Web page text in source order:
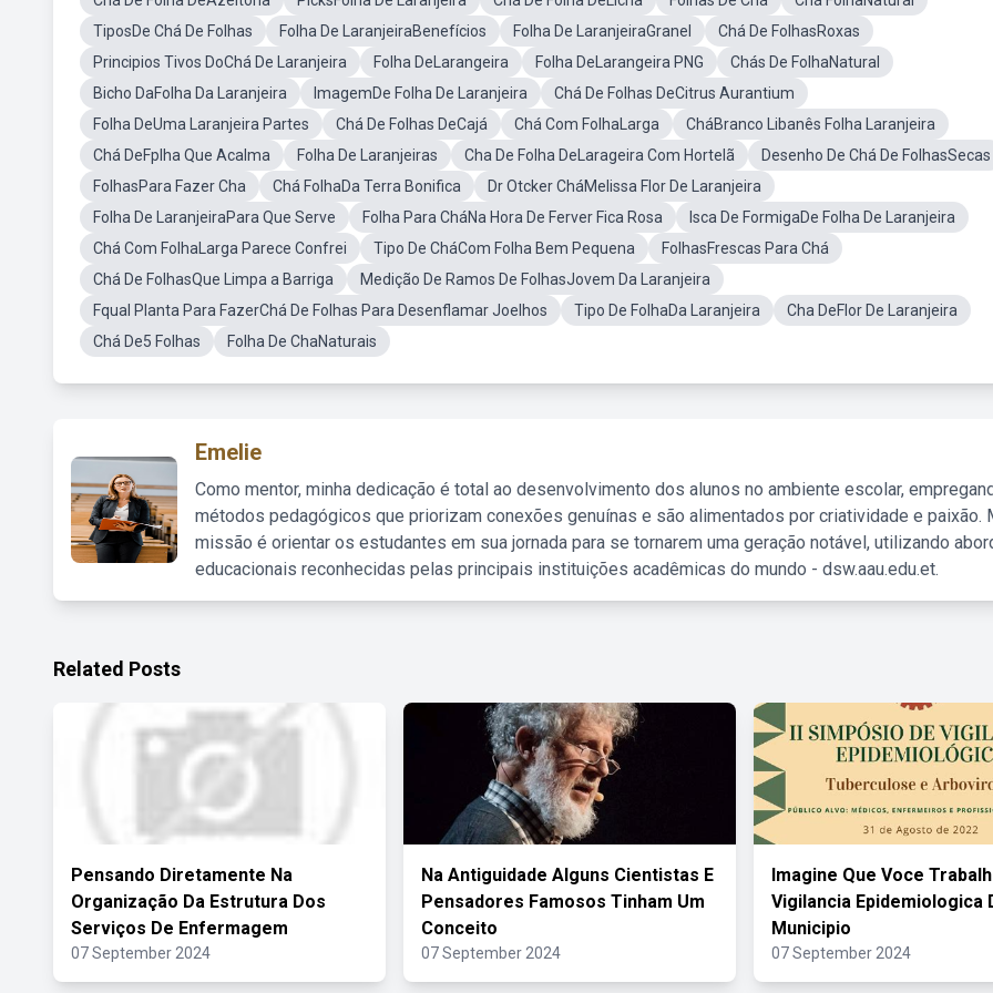
TiposDe Chá De Folhas
Folha De LaranjeiraBenefícios Folha De LaranjeiraGranel
Chá De FolhasRoxas
Principios Tivos DoChá De Laranjeira
Folha DeLarangeira Folha DeLarangeira PNG
Chás De FolhaNatural
Bicho DaFolha Da Laranjeira
ImagemDe Folha De Laranjeira
Chá De Folhas DeCitrus Aurantium
Folha DeUma Laranjeira Partes
Chá De Folhas DeCajá Chá Com FolhaLarga
CháBranco Libanês Folha Laranjeira
Chá DeFplha Que Acalma
Folha De Laranjeiras Cha De Folha DeLarageira Com Hortelã
Desenho De Chá De FolhasSecas
FolhasPara Fazer Cha
Chá FolhaDa Terra Bonifica
Dr Otcker CháMelissa Flor De Laranjeira
Folha De LaranjeiraPara Que Serve
Folha Para CháNa Hora De Ferver Fica Rosa
Isca De FormigaDe Folha De Laranjeira
Chá Com FolhaLarga Parece Confrei
Tipo De CháCom Folha Bem Pequena
FolhasFrescas Para Chá
Chá De FolhasQue Limpa a Barriga
Medição De Ramos De FolhasJovem Da Laranjeira
Fqual Planta Para FazerChá De Folhas Para Desenflamar Joelhos
Tipo De FolhaDa Laranjeira
Cha DeFlor De Laranjeira
Chá De5 Folhas
Folha De ChaNaturais
Emelie
Como mentor, minha dedicação é total ao desenvolvimento dos alunos no ambiente escolar,
métodos pedagógicos que priorizam conexões genuínas e são alimentados por criatividade e paixão.
missão é orientar os estudantes em sua jornada para se tornarem uma geração notável, utilizando
educacionais reconhecidas pelas principais instituições acadêmicas do mundo - dsw.aau.edu.et.
Related Posts
Pensando Diretamente Na
Organização Da Estrutura Dos
Serviços De Enfermagem
07 September 2024
Na Antiguidade Alguns Cientistas E
Pensadores Famosos Tinham Um
Conceito
07 September 2024
Imagine Que Voce
Vigilancia Epidemiologica
Municipio
07 September 2024